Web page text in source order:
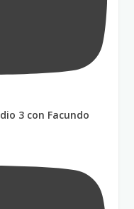
3 con Facundo